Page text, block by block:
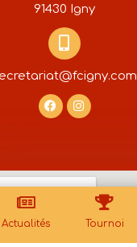
91430 Igny
Actualités Tournoi